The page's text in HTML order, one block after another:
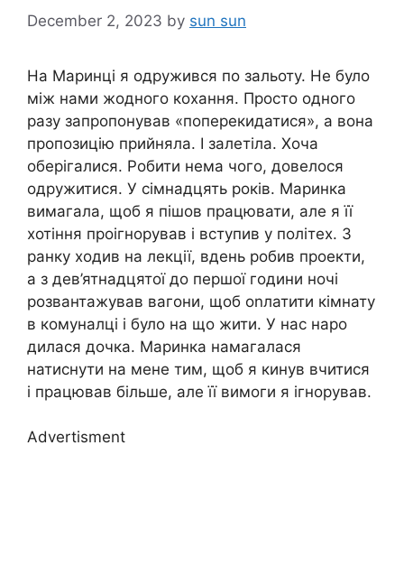
December 2, 2023 by sun sun
На Маринці я одружився по зальоту. Не було
між нами жодного кохання. Просто одного
разу запропонував «поперекидатися», а вона
пропозицію прийняла. І залетіла. Хоча
оберігалися. Робити нема чого, довелося
одружитися. У сімнадцять років. Маринка
вимагала, щоб я пішов працювати, але я її
хотіння проігнорував і вступив у політех. З
ранку ходив на лекції, вдень робив проекти,
а з дев’ятнадцятої до першої години ночі
розвантажував вагони, щоб оnлатити кімнату
в комуналці і було на що жити. У нас наро
дилася дочка. Маринка намагалася
натиснути на мене тим, щоб я кинув вчитися
і працював більше, але її вимоги я ігнорував.
Advertisment